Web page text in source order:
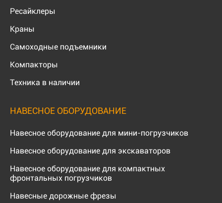
Ресайклеры
Краны
Самоходные подъемники
Компакторы
Техника в наличии
НАВЕСНОЕ ОБОРУДОВАНИЕ
Навесное оборудование для мини-погрузчиков
Навесное оборудование для экскаваторов
Навесное оборудование для компактных
фронтальных погрузчиков
Навесные дорожные фрезы